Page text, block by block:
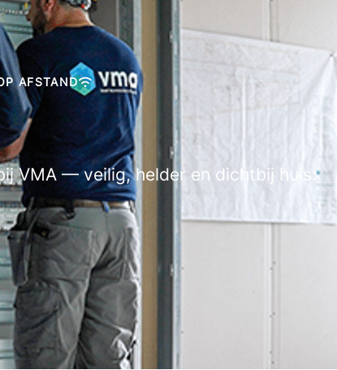
AFSTAND
VMA — veilig, helder en dichtbij huis.